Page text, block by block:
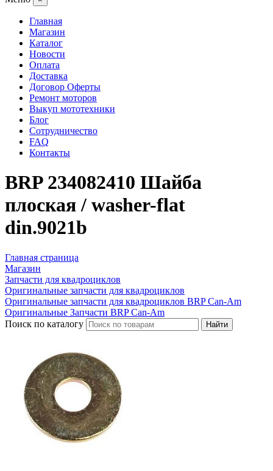
Главная
Магазин
Каталог
Новости
Оплата
Доставка
Договор Оферты
Ремонт моторов
Выкуп мототехники
Блог
Сотрудничество
FAQ
Контакты
BRP 234082410 Шайба
плоская / washer-flat
din.9021b
Главная страница
Магазин
Запчасти для квадроциклов
Оригинальные запчасти для квадроциклов
Оригинальные запчасти для квадроциклов BRP Can-Am
Оригинальные Запчасти BRP Can-Am
Поиск по каталогу
Найти